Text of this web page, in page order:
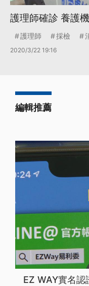
護理師確診 養護
護理師 採檢
2020/3/22 19:16
編輯推薦
EZ WAY實名認